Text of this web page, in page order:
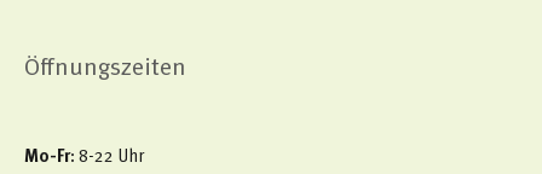
Öffnungszeiten
Mo-Fr: 8-22 Uhr